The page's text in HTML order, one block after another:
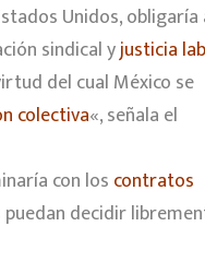
Unidos, obligaría
sindical yjusticia
del cual México se
colectiva«, señala el
con los contratos
decidir